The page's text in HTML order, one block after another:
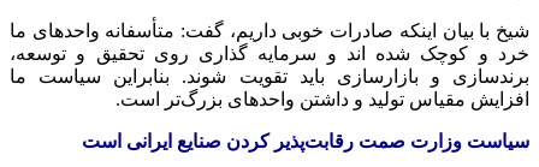
شیخ با بیان اینکه صادرات خوبی داریم، گفت: متأسفانه واحدهای ما
خرد و کوچک شده
اند و سرمایه گذاری روی تحقیق و توسعه،
برندسازی و بازارسازی باید تقویت شوند. بنابراین سیاست ما
افزایش مقیاس تولید و داشتن واحدهای بزرگ‌تر است.
سیاست وزارت صمت رقابت‌پذیر کردن صنایع ایرانی است